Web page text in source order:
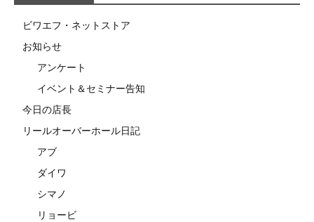
ビワエフ・ネットストア
お知らせ
アンケート
イベント＆セミナー告知
今日の店長
リールオーバーホール日記
アブ
ダイワ
シマノ
リョービ